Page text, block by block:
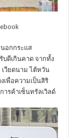
นอกกระแส
บดีเกินคาด จากทั้ง
วียดนาม ไต้หวัน
เพื่อความเป็นสิริ
รค้าเซ็นทรัลเวิลด์